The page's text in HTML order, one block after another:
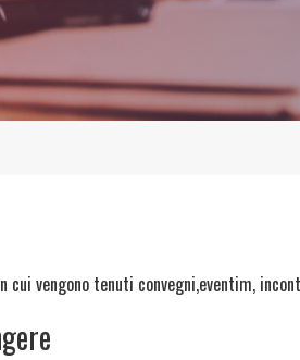
cui vengono tenuti convegni,eventim,